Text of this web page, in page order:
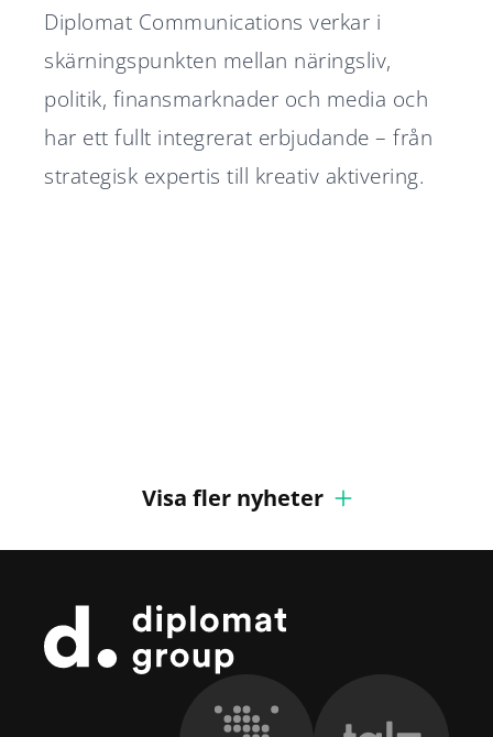
Diplomat Communications verkar i
skärningspunkten mellan näringsliv,
politik, finansmarknader och media och
har ett fullt integrerat erbjudande – från
strategisk expertis till kreativ aktivering.
Visa fler nyheter
Sidfot